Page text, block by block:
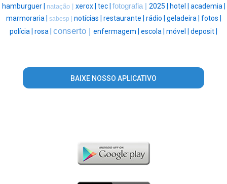
hamburguer | natação | xerox | tec | fotografia | 2025 | hotel | academia |
marmoraria |
sabesp | notícias | restaurante | rádio | geladeira | fotos |
polícia | rosa | conserto | enfermagem | escola | móvel | deposit |
BAIXE NOSSO APLICATIVO